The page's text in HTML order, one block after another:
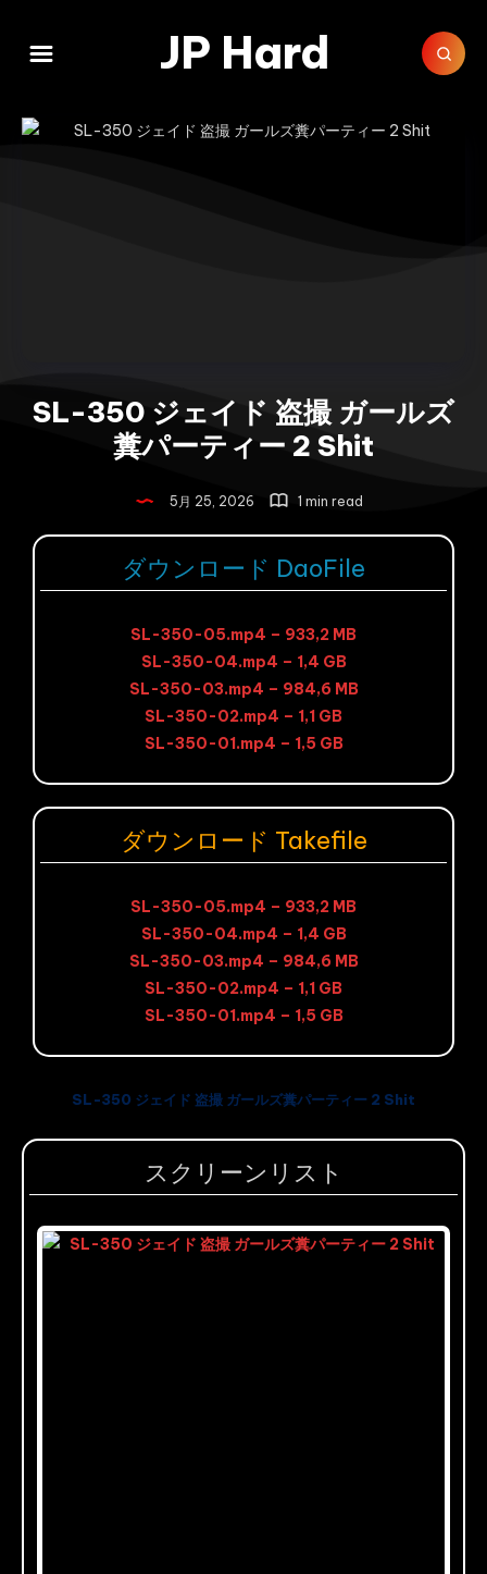
JP Hard
SL-350 ジェイド 盗撮 ガールズ
糞パーティー 2 Shit
5月 25, 2026 1 min read
ダウンロード DaoFile
SL-350-05.mp4 – 933,2 MB
SL-350-04.mp4 – 1,4 GB
SL-350-03.mp4 – 984,6 MB
SL-350-02.mp4 – 1,1 GB
SL-350-01.mp4 – 1,5 GB
ダウンロード Takefile
SL-350-05.mp4 – 933,2 MB
SL-350-04.mp4 – 1,4 GB
SL-350-03.mp4 – 984,6 MB
SL-350-02.mp4 – 1,1 GB
SL-350-01.mp4 – 1,5 GB
SL-350 ジェイド 盗撮 ガールズ糞パーティー 2 Shit
スクリーンリスト